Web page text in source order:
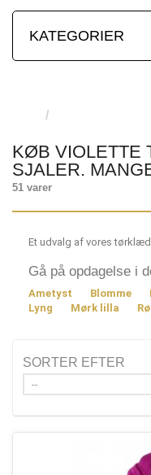
KATEGORIER
KØB
SJALER.
51 varer
Et udvalg af vores
Gå på opdagelse i
Ametyst Blomme
Lyng
Mørk lilla
SORTER EFTER